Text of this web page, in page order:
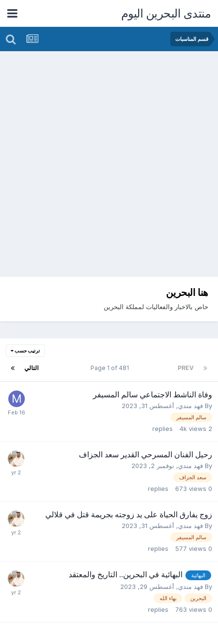
منتدى البحرين اليوم
قسم المناسبات
هنا البحرين
خاص بالاخبار والفعاليات لمملكة البحرين
ترتيب حسب
PREV التالي Page 1 of 481
وفاة الناشط الاجتماعي سالم المسيفر
By فهد مندي, أغسطس 31, 2023
سالم المسيفر
2
replies 4k views
رحيل الفنان المسرحي القدير سعد الجزاف
By فهد مندي, نوفمبر 2, 2023
سعد الجزاف
0
replies 673 views
زوج يفارق الحياة على يد زوجته بجريمة قتل في قلالي
By فهد مندي, أغسطس 31, 2023
سالم المسيفر
0
replies 577 views
البهائية البهائية في البحرين.. التاريخ والمعتقد
By فهد مندي, أغسطس 29, 2023
البحرين بهاء الله
0
replies 763 views